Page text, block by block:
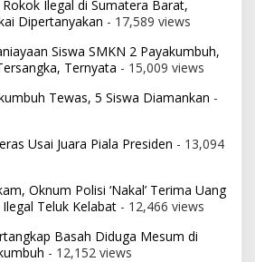
Ilegal di Sumatera Barat,
Dipertanyakan - 17,589 views
Siswa SMKN 2 Payakumbuh,
Ternyata - 15,009 views
Tewas, 5 Siswa Diamankan -
Usai Juara Piala Presiden - 13,094
Oknum Polisi ‘Nakal’ Terima Uang
Teluk Kelabat - 12,466 views
Basah Diduga Mesum di
- 12,152 views